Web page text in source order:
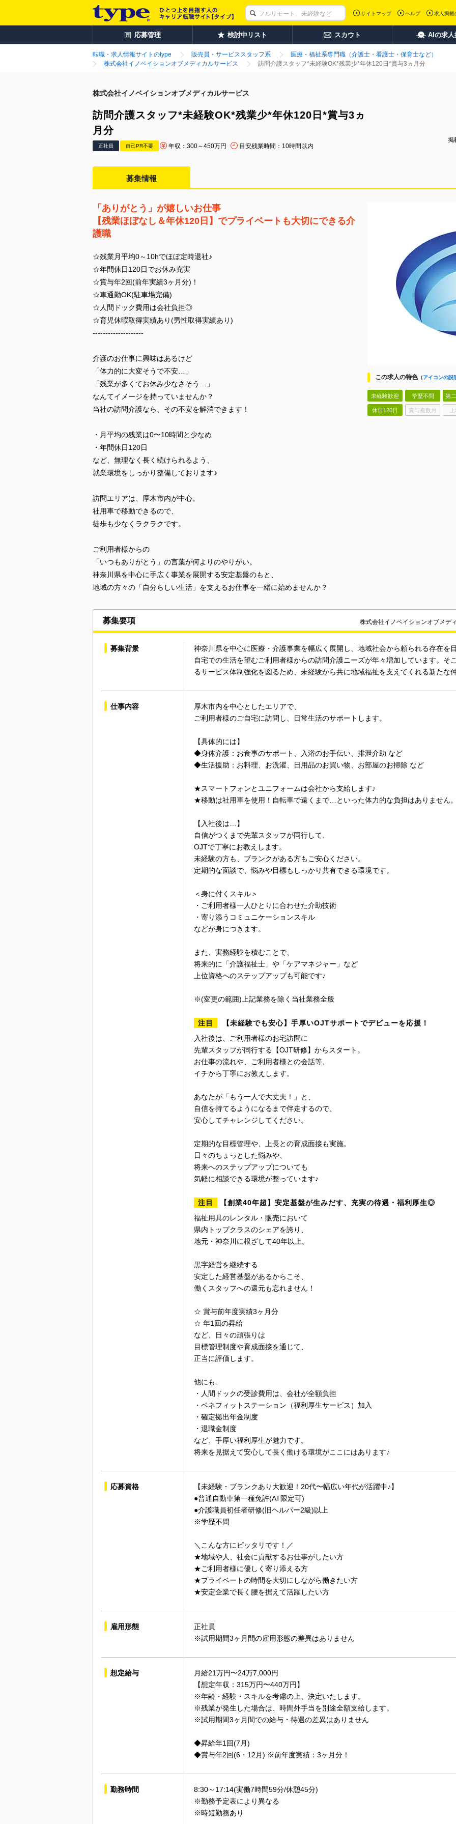
サイトマップ ヘルプ 求人掲載
応募管理 検討中リスト スカウト AIの求人
転職・求人情報サイトのtype 販売員・サービススタッフ系
医療・福祉系専門職（介護士・看護士・保育士など）
株式会社イノベイションオブメディカルサービス
訪問介護スタッフ*未経験OK*残業少*年休120日*賞与3ヵ月分
株式会社イノベイションオブメディカルサービス
訪問介護スタッフ*未経験OK*残業少*年休120日*賞与3ヵ
月分
正社員 自己PR不要 年収：300～450万円 目安残業時間：10時間以内
掲
募集情報
この求人の特色（アイコンの説
未経験歓迎 学歴不問 第
休日120日 賞与複数月
「ありがとう」が嬉しいお仕事
【残業ほぼなし＆年休120日】でプライベートも大切にできる介
護職
☆残業月平均0～10hでほぼ定時退社♪
☆年間休日120日でお休み充実
☆賞与年2回(前年実績3ヶ月分)！
☆車通勤OK(駐車場完備)
☆人間ドック費用は会社負担◎
☆育児休暇取得実績あり(男性取得実績あり)
--------------------
介護のお仕事に興味はあるけど
「体力的に大変そうで不安…」
「残業が多くてお休み少なさそう…」
なんてイメージを持っていませんか？
当社の訪問介護なら、その不安を解消できます！
・月平均の残業は0〜10時間と少なめ
・年間休日120日
など、無理なく長く続けられるよう、
就業環境をしっかり整備しております♪
訪問エリアは、厚木市内が中心。
社用車で移動できるので、
徒歩も少なくラクラクです。
ご利用者様からの
「いつもありがとう」の言葉が何よりのやりがい。
神奈川県を中心に手広く事業を展開する安定基盤のもと、
地域の方々の「自分らしい生活」を支えるお仕事を一緒に始めませんか？
募集要項 株式会社イノベイションオブメデ
募集背景
神奈川県を中心に医療・介護事業を幅広く展開し、地域社会から頼られる存在を
自宅での生活を望むご利用者様からの訪問介護ニーズが年々増加しています。そ
るサービス体制強化を図るため、未経験から共に地域福祉を支えてくれる新たな
仕事内容
厚木市内を中心としたエリアで、
ご利用者様のご自宅に訪問し、日常生活のサポートします。
【具体的には】
◆身体介護：お食事のサポート、入浴のお手伝い、排泄介助 など
◆生活援助：お料理、お洗濯、日用品のお買い物、お部屋のお掃除 など
★スマートフォンとユニフォームは会社から支給します♪
★移動は社用車を使用！自転車で遠くまで…といった体力的な負担はありません
【入社後は…】
自信がつくまで先輩スタッフが同行して、
OJTで丁寧にお教えします。
未経験の方も、ブランクがある方もご安心ください。
定期的な面談で、悩みや目標もしっかり共有できる環境です。
＜身に付くスキル＞
・ご利用者様一人ひとりに合わせた介助技術
・寄り添うコミュニケーションスキル
などが身につきます。
また、実務経験を積むことで、
将来的に「介護福祉士」や「ケアマネジャー」など
上位資格へのステップアップも可能です♪
※(変更の範囲)上記業務を除く当社業務全般
注目
【未経験でも安心】手厚いOJTサポートでデビューを応援！
入社後は、ご利用者様のお宅訪問に
先輩スタッフが同行する【OJT研修】からスタート。
お仕事の流れや、ご利用者様との会話等、
イチから丁寧にお教えします。
あなたが「もう一人で大丈夫！」と、
自信を持てるようになるまで伴走するので、
安心してチャレンジしてください。
定期的な目標管理や、上長との育成面接も実施。
日々のちょっとした悩みや、
将来へのステップアップについても
気軽に相談できる環境が整っています♪
注目
【創業40年超】安定基盤が生みだす、充実の待遇・福利厚生◎
福祉用具のレンタル・販売において
県内トップクラスのシェアを誇り、
地元・神奈川に根ざして40年以上。
黒字経営を継続する
安定した経営基盤があるからこそ、
働くスタッフへの還元も忘れません！
☆ 賞与前年度実績3ヶ月分
☆ 年1回の昇給
など、日々の頑張りは
目標管理制度や育成面接を通じて、
正当に評価します。
他にも、
・人間ドックの受診費用は、会社が全額負担
・ベネフィットステーション（福利厚生サービス）加入
・確定拠出年金制度
・退職金制度
など、手厚い福利厚生が魅力です。
将来を見据えて安心して長く働ける環境がここにはあります♪
応募資格
【未経験・ブランクあり大歓迎！20代〜幅広い年代が活躍中♪】
●普通自動車第一種免許(AT限定可)
●介護職員初任者研修(旧ヘルパー2級)以上
※学歴不問
＼こんな方にピッタリです！／
★地域や人、社会に貢献するお仕事がしたい方
★ご利用者様に優しく寄り添える方
★プライベートの時間を大切にしながら働きたい方
★安定企業で長く腰を据えて活躍したい方
雇用形態
正社員
※試用期間3ヶ月間の雇用形態の差異はありません
想定給与
月給21万円〜24万7,000円
【想定年収：315万円〜440万円】
※年齢・経験・スキルを考慮の上、決定いたします。
※残業が発生した場合は、時間外手当を別途全額支給します。
※試用期間3ヶ月間での給与・待遇の差異はありません
◆昇給年1回(7月)
◆賞与年2回(6・12月) ※前年度実績：3ヶ月分！
勤務時間
8:30～17:14(実働7時間59分/休憩45分)
※勤務予定表により異なる
※時短勤務あり